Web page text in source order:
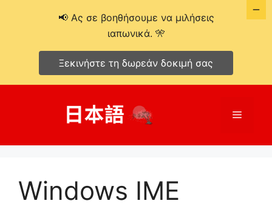
Μενού
Windows IME
📢 Ας σε βοηθήσουμε να μιλήσεις
ιαπωνικά. 🎌
Ξεκινήστε τη δωρεάν δοκιμή σας